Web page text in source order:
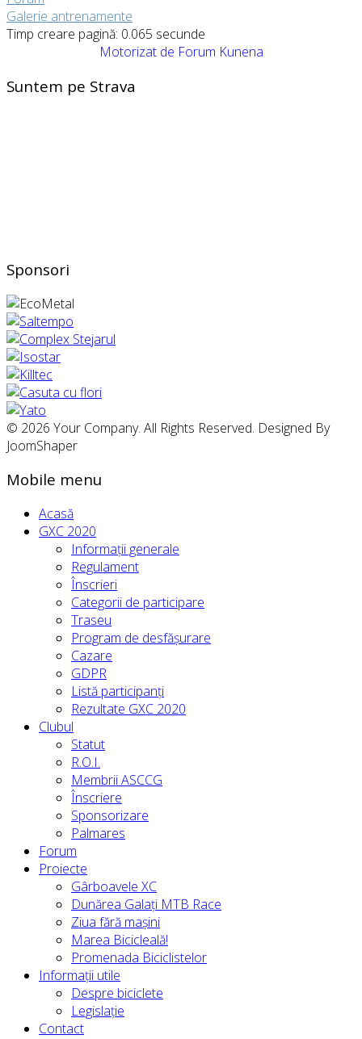
Galerie antrenamente
Timp creare pagină: 0.065 secunde
Motorizat de Forum Kunena
Suntem pe Strava
Sponsori
© 2026 Your Company. All Rights Reserved. Designed By
JoomShaper
Mobile menu
Acasă
GXC 2020
Informații generale
Regulament
Înscrieri
Categorii de participare
Traseu
Program de desfășurare
Cazare
GDPR
Listă participanți
Rezultate GXC 2020
Clubul
Statut
R.O.I.
Membrii ASCCG
Înscriere
Sponsorizare
Palmares
Forum
Proiecte
Gârboavele XC
Dunărea Galați MTB Race
Ziua fără mașini
Marea Bicicleală!
Promenada Biciclistelor
Informații utile
Despre biciclete
Legislație
Contact